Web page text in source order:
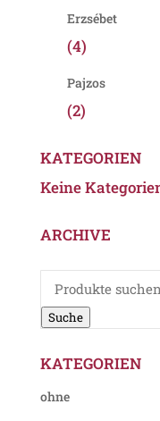
Erzsébet
(4)
Pajzos
(2)
KATEGORIEN
Keine
ARCHIVE
Suche
nach:
Suche
KATEGORIEN
ohne